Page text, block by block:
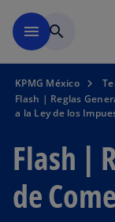
menu search
KPMG México
Flash | Reglas
a la Ley de los
Flash |
de